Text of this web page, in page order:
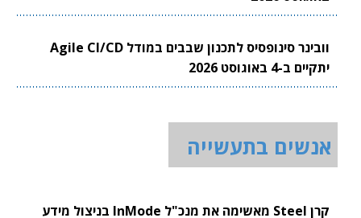
וובינר סינופסיס לתכנון שבבים במודל Agile CI/CD
יתקיים ב-4 באוגוסט 2026
אנשים בתעשייה
קרן Steel מאשימה את מנכ"ל InMode בניצול מידע